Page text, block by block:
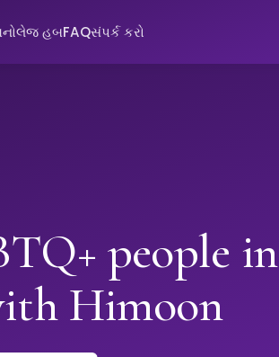
નોલેજ હબFAQસંપર્ક કરો
people in
Himoon